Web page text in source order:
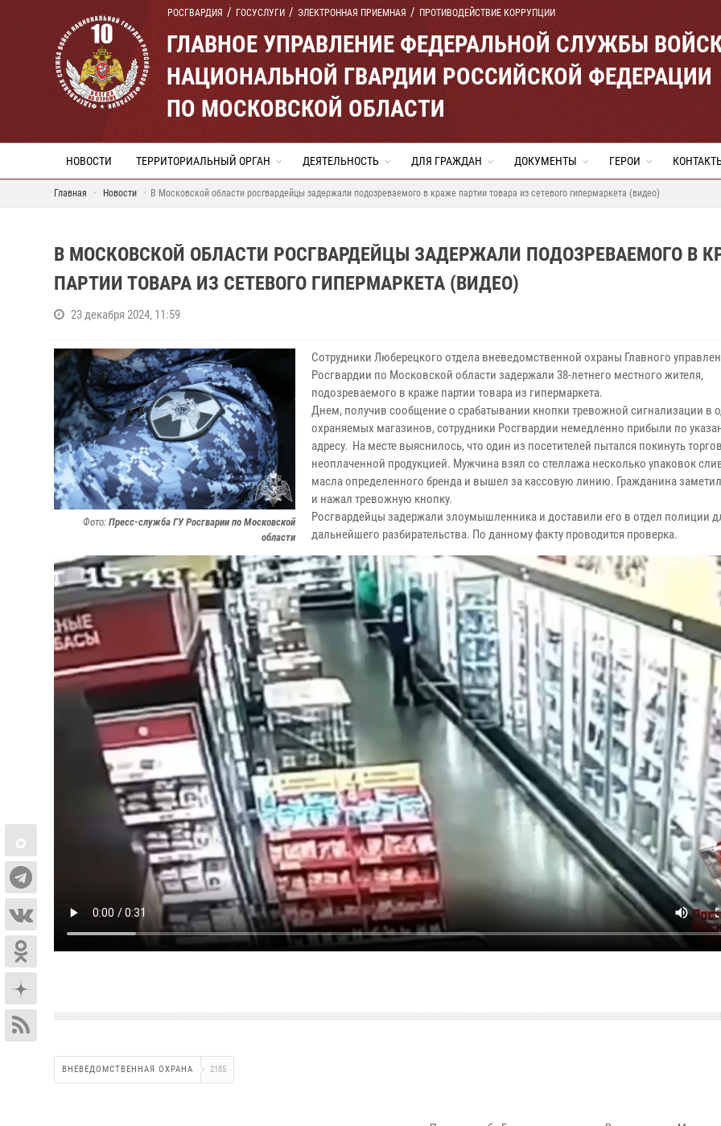
РОСГВАРДИЯ ГОСУСЛУГИ ЭЛЕКТРОННАЯ ПРИЕМНАЯ ПРОТИВОДЕЙСТВИЕ КОРРУПЦИИ
ГЛАВНОЕ УПРАВЛЕНИЕ ФЕДЕРАЛЬНОЙ СЛУЖБЫ
НАЦИОНАЛЬНОЙ ГВАРДИИ РОССИЙСКОЙ ФЕДЕРАЦИИ
ПО МОСКОВСКОЙ ОБЛАСТИ
НОВОСТИ ТЕРРИТОРИАЛЬНЫЙ ОРГАН ДЕЯТЕЛЬНОСТЬ ДЛЯ ГРАЖДАН ДОКУМЕНТЫ ГЕРОИ
Главная Новости В Московской области росгвардейцы задержали подозреваемого в краже партии товара из сетевого гипермаркета (видео)
В МОСКОВСКОЙ ОБЛАСТИ РОСГВАРДЕЙЦЫ ЗАДЕРЖАЛИ ПОДОЗРЕВАЕМОГО В
ПАРТИИ ТОВАРА ИЗ СЕТЕВОГО ГИПЕРМАРКЕТА (ВИДЕО)
23 декабря 2024, 11:59
Фото: Пресс-служба ГУ Росгварии по Московской
области
Сотрудники Люберецкого отдела вневедомственной охраны Главного
Росгвардии по Московской области задержали 38-летнего местного жителя,
подозреваемого в краже партии товара из гипермаркета.
Днем, получив сообщение о срабатывании кнопки тревожной сигнализации в
охраняемых магазинов, сотрудники Росгвардии немедленно прибыли по
адресу. На месте выяснилось, что один из посетителей пытался покинуть
неоплаченной продукцией. Мужчина взял со стеллажа несколько упаковок
масла определенного бренда и вышел за кассовую линию. Гражданина
и нажал тревожную кнопку.
Росгвардейцы задержали злоумышленника и доставили его в отдел полиции
дальнейшего разбирательства. По данному факту проводится проверка.
ВНЕВЕДОМСТВЕННАЯ ОХРАНА 2185